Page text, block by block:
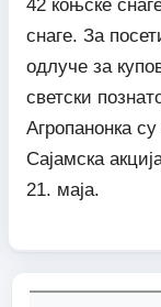
42 коњске
снаге. За
одлуче за
светски
Агропанонка
Сајамска
21. маја.